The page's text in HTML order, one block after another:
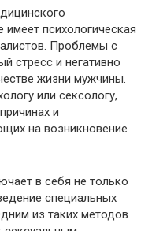
психологическая
Проблемы с
стресс и негативно
жизни мужчины.
или сексологу,
и
на возникновение
в себя не только
специальных
из таких методов